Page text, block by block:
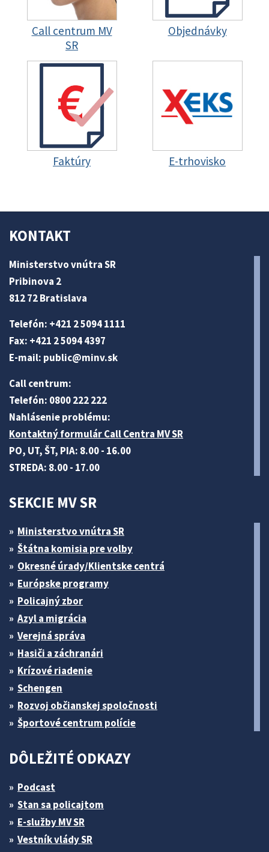
Call centrum MV
SR
Objednávky
Faktúry E-trhovisko
KONTAKT
Ministerstvo vnútra SR
Pribinova 2
812 72 Bratislava
Telefón: +421 2 5094 1111
Fax: +421 2 5094 4397
E-mail: public@minv.sk
Call centrum:
Telefón: 0800 222 222
Nahlásenie problému:
Kontaktný formulár Call Centra MV SR
PO, UT, ŠT, PIA: 8.00 - 16.00
STREDA: 8.00 - 17.00
SEKCIE MV SR
Ministerstvo vnútra SR
Štátna komisia pre volby
Okresné úrady/Klientske centrá
Európske programy
Policajný zbor
Azyl a migrácia
Verejná správa
Hasiči a záchranári
Krízové riadenie
Schengen
Rozvoj občianskej spoločnosti
Športové centrum polície
DÔLEŽITÉ ODKAZY
Podcast
Stan sa policajtom
E-služby MV SR
Vestník vlády SR